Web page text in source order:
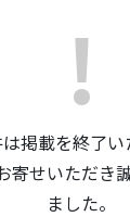
掲載を終了い
寄せいただき
ました。